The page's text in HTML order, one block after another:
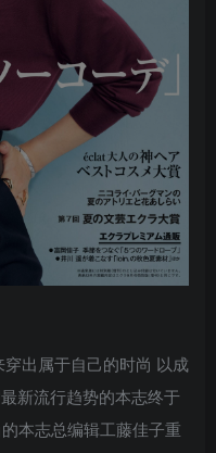
出属于自己的时尚 以成
新流行趋势的本志终于
本志总编辑工藤佳子重